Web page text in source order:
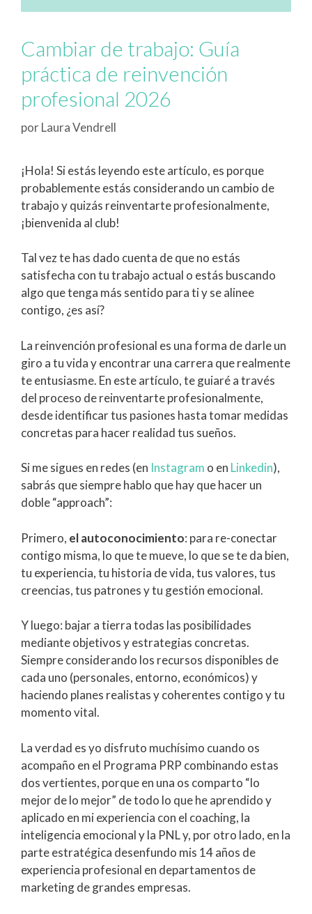
Cambiar de trabajo: Guía
práctica de reinvención
profesional 2026
porLaura Vendrell
¡Hola! Si estás leyendo este artículo, es porque
probablemente estás considerando un cambio de
trabajo y quizás reinventarte profesionalmente,
¡bienvenida al club!
Tal vez te has dado cuenta de que no estás
satisfecha con tu trabajo actual o estás buscando
algo que tenga más sentido para ti y se alinee
contigo, ¿es así?
La reinvención profesional es una forma de darle un
giro a tu vida y encontrar una carrera que realmente
te entusiasme. En este artículo, te guiaré a través
del proceso de reinventarte profesionalmente,
desde identificar tus pasiones hasta tomar medidas
concretas para hacer realidad tus sueños.
Si me sigues en redes (en Instagram o en Linkedin),
sabrás que siempre hablo que hay que hacer un
doble “approach”:
Primero, el autoconocimiento: para re-conectar
contigo misma, lo que te mueve, lo que se te da bien,
tu experiencia, tu historia de vida, tus valores, tus
creencias, tus patrones y tu gestión emocional.
Y luego: bajar a tierra todas las posibilidades
mediante objetivos y estrategias concretas.
Siempre considerando los recursos disponibles de
cada uno (personales, entorno, económicos) y
haciendo planes realistas y coherentes contigo y tu
momento vital.
La verdad es yo disfruto muchísimo cuando os
acompaño en el Programa PRP combinando estas
dos vertientes, porque en una os comparto “lo
mejor de lo mejor” de todo lo que he aprendido y
aplicado en mi experiencia con el coaching, la
inteligencia emocional y la PNL y, por otro lado, en la
parte estratégica desenfundo mis 14 años de
experiencia profesional en departamentos de
marketing de grandes empresas.